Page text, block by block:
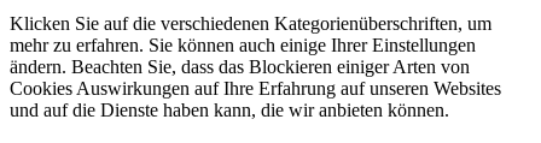
Klicken Sie auf die verschiedenen Kategorienüberschriften, um
mehr zu erfahren. Sie können auch einige Ihrer Einstellungen
ändern. Beachten Sie, dass das Blockieren einiger Arten von
Cookies Auswirkungen auf Ihre Erfahrung auf unseren Websites
und auf die Dienste haben kann, die wir anbieten können.